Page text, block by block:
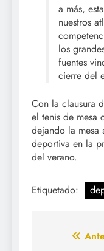
a más,
nuestros
los
fuentes
cierre del
Con la clausura
el tenis de mesa
dejando la mesa
deportiva en la
del verano.
Etiquetado: